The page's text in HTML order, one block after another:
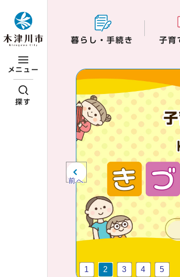
メニュー
探す
暮らし・手続き 子育
ビジュアルエ
紹介、お知ら
前へ
1 2 3 4 5